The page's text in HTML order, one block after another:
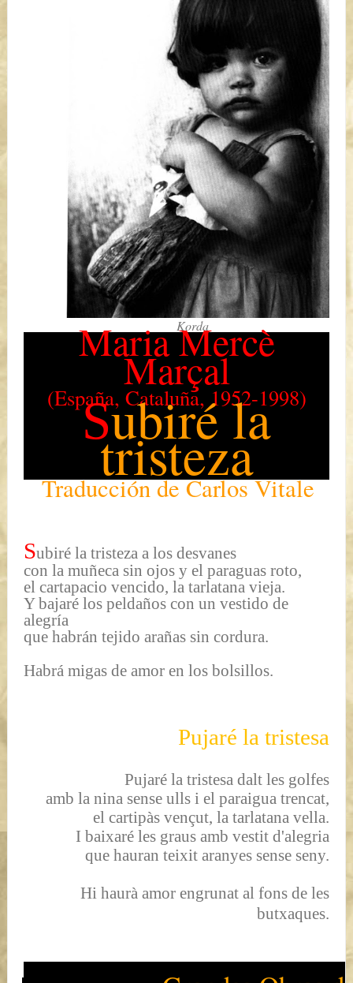
Korda
Maria Mercè
Marçal
(España, Cataluña, 1952-1998)
Subiré la
tristeza
Traducción de Carlos Vitale
Subiré la tristeza a los desvanes
con la muñeca sin ojos y el paraguas roto,
el cartapacio vencido, la tarlatana vieja.
Y bajaré los peldaños con un vestido de
alegría
que habrán tejido arañas sin cordura.
Habrá migas de amor en los bolsillos.
Pujaré la tristesa
Pujaré la tristesa dalt les golfes
amb la nina sense ulls i el paraigua trencat,
el cartipàs vençut, la tarlatana vella.
I baixaré les graus amb vestit d'alegria
que hauran teixit aranyes sense seny.
Hi haurà amor engrunat al fons de les
butxaques.